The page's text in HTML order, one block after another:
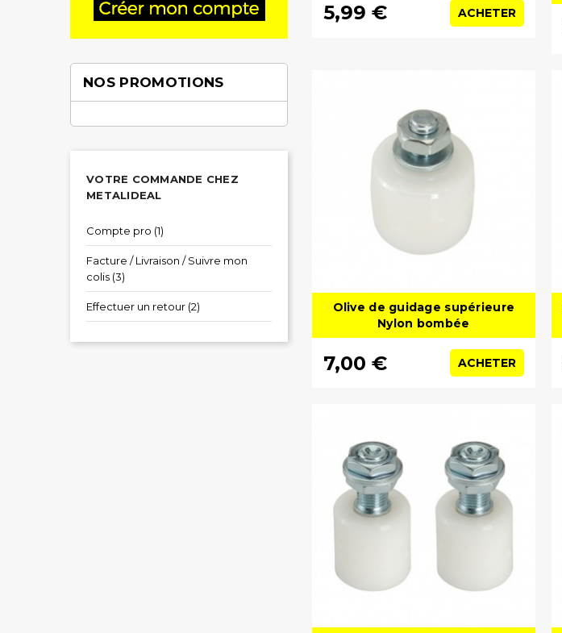
NOS PROMOTIONS
VOTRE COMMANDE CHEZ
METALIDEAL
Compte pro (1)
Facture / Livraison / Suivre mon
colis (3)
Effectuer un retour (2)
5,99 € ACHETER
Olive de guidage supérieure
Nylon bombée
7,00 € ACHETER